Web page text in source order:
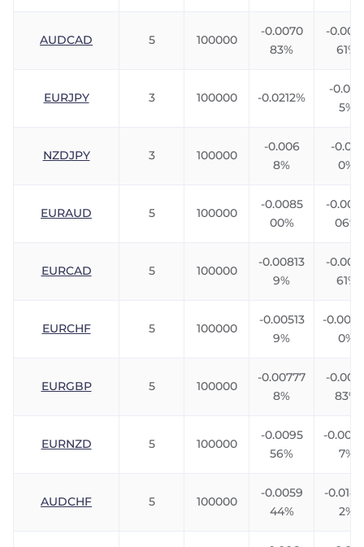
5 100000
-0.0070
83%
-
61%
3 100000 -0.0212%
-0.024
5%
3 100000
-0.006
8%
-0.012
0%
5 100000
-0.0085
00%
-
06%
5 100000
-0.00813
9%
-
61%
5 100000
-0.00513
9%
-
0%
5 100000
-0.00777
8%
-
83%
5 100000
-0.0095
56%
-
7%
5 100000
-0.0059
44%
-
2%
AUDCAD
EURJPY
NZDJPY
EURAUD
EURCAD
EURCHF
EURGBP
EURNZD
AUDCHF